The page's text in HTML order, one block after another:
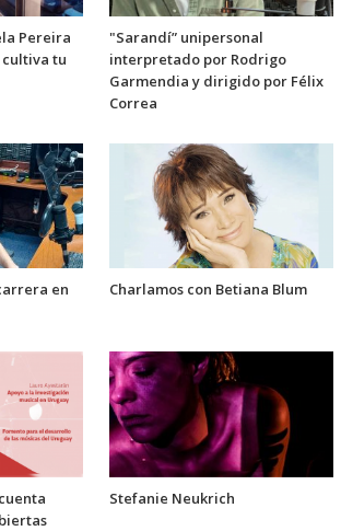
Pereira
cultiva tu
"Sarandí” unipersonal
interpretado por Rodrigo
Garmendia y dirigido por Félix
Correa
en
Charlamos con Betiana Blum
Stefanie Neukrich